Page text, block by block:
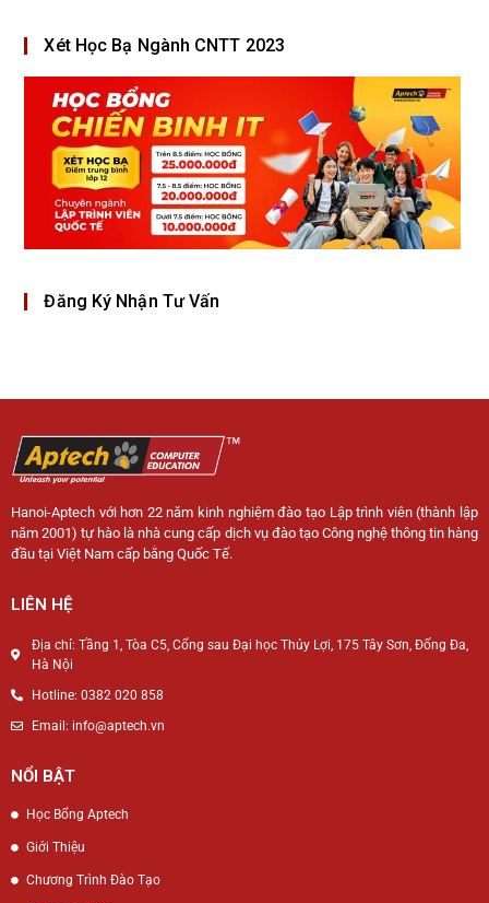
Xét Học Bạ Ngành CNTT 2023
Đăng Ký Nhận Tư Vấn
Hanoi-Aptech với hơn 22 năm kinh nghiệm đào tạo Lập trình viên (thành lập
năm 2001) tự hào là nhà cung cấp dịch vụ đào tạo Công nghệ thông tin hàng
đầu tại Việt Nam cấp bằng Quốc Tế.
LIÊN HỆ
Địa chỉ: Tầng 1, Tòa C5, Cổng sau Đại học Thủy Lợi, 175 Tây Sơn, Đống Đa,
Hà Nội
Hotline: 0382 020 858
Email: info@aptech.vn
NỔI BẬT
Học Bổng Aptech
Giới Thiệu
Chương Trình Đào Tạo